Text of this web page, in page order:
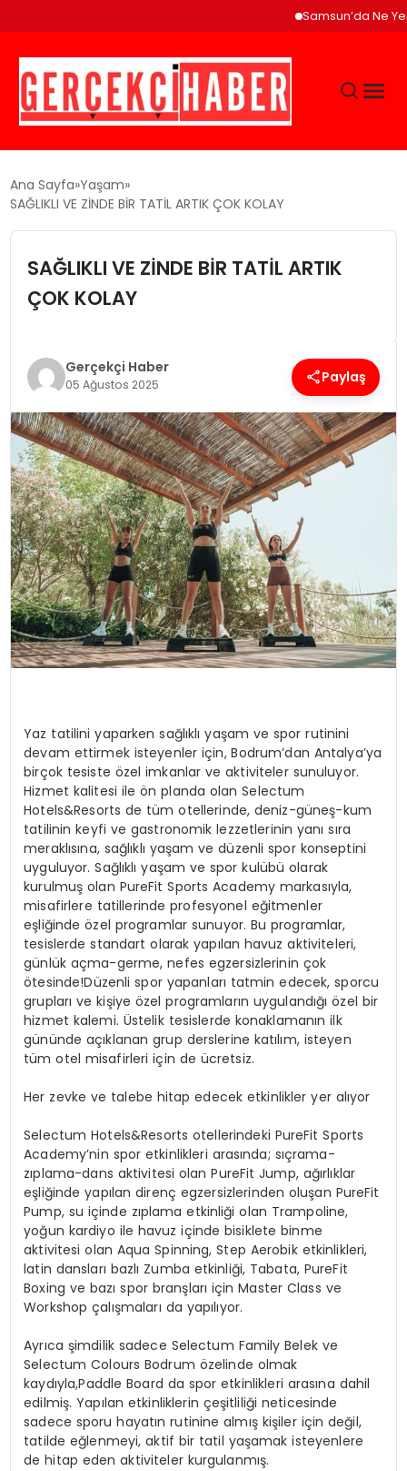
Samsun’da Ne Yenir?
GÜNCEL
EĞITIM
SAĞLIK
SPOR
TEKNOLOJI
YAŞAM
Ana Sayfa Yaşam
SAĞLIKLI VE ZİNDE BİR TATİL ARTIK ÇOK KOLAY
SAĞLIKLI VE ZİNDE BİR TATİL ARTIK
ÇOK KOLAY
Gerçekçi Haber
05 Ağustos 2025 Paylaş
Yaz tatilini yaparken sağlıklı yaşam ve spor rutinini
devam ettirmek isteyenler için, Bodrum’dan Antalya’ya
birçok tesiste özel imkanlar ve aktiviteler sunuluyor.
Hizmet kalitesi ile ön planda olanSelectum
Hotels&Resorts de tümotellerinde, deniz-güneş-kum
tatilinin keyfi ve gastronomik lezzetlerinin yanı sıra
meraklısına,sağlıklı yaşam ve düzenli spor konseptini
uyguluyor. Sağlıklı yaşam ve spor kulübü olarak
kurulmuş olan PureFit Sports Academy markasıyla,
misafirlere tatillerinde profesyonel eğitmenler
eşliğinde özel programlar sunuyor. Bu programlar,
tesislerde standart olarak yapılan havuz aktiviteleri,
günlük açma-germe, nefes egzersizlerinin çok
ötesinde!Düzenli spor yapanları tatmin edecek, sporcu
grupları ve kişiye özel programların uygulandığı özel bir
hizmet kalemi. Üstelik tesislerde konaklamanın ilk
gününde açıklanan grup derslerine katılım, isteyen
tüm otel misafirleri için de ücretsiz.
Her zevke ve talebe hitap edecek etkinlikler yer alıyor
Selectum Hotels&Resorts otellerindeki PureFit Sports
Academy’nin spor etkinlikleri arasında; sıçrama-
zıplama-dans aktivitesi olanPureFit Jump, ağırlıklar
eşliğinde yapılandirenç egzersizlerinden oluşan PureFit
Pump, su içinde zıplama etkinliği olan Trampoline,
yoğun kardiyo ile havuz içinde bisiklete binme
aktivitesi olan Aqua Spinning, Step Aerobik etkinlikleri,
latin dansları bazlı Zumba etkinliği, Tabata, PureFit
Boxing ve bazı spor branşları için Master Class ve
Workshop çalışmaları da yapılıyor.
Ayrıca şimdilik sadece Selectum Family Belek ve
Selectum Colours Bodrum özelinde olmak
kaydıyla,Paddle Board da spor etkinlikleri arasına dahil
edilmiş.Yapılan etkinliklerin çeşitliliği neticesinde
sadece sporu hayatın rutinine almış kişiler için değil,
tatilde eğlenmeyi, aktif bir tatil yaşamak isteyenlere
de hitap eden aktiviteler kurgulanmış.